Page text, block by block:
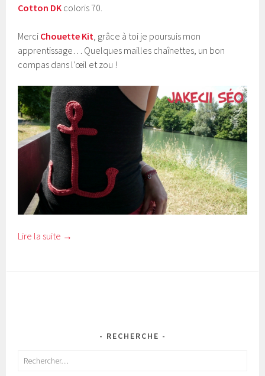
Cotton DK coloris 70
Merci Chouette Kit , grâce à toi je poursuis mon
apprentissage… Quelques mailles chaînettes, un bon
compas dans l’œil et zou !
Lire la suite →
RECHERCHE
Rechercher :